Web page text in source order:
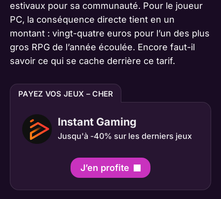
estivaux pour sa communauté. Pour le joueur
PC, la conséquence directe tient en un
montant : vingt-quatre euros pour l’un des plus
gros RPG de l’année écoulée. Encore faut-il
savoir ce qui se cache derrière ce tarif.
PAYEZ VOS JEUX – CHER
Instant Gaming
Jusqu'à -40% sur les derniers jeux
J’en profite